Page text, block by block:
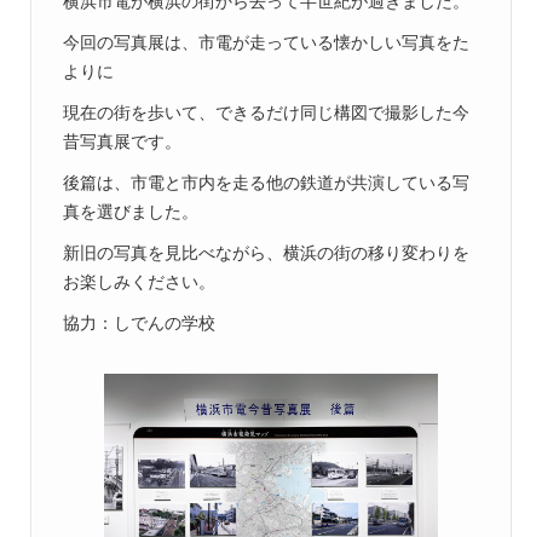
今回の写真展は、市電が走っている懐かしい写真をた
よりに
現在の街を歩いて、できるだけ同じ構図で撮影した今
昔写真展です。
後篇は、市電と市内を走る他の鉄道が共演している写
真を選びました。
新旧の写真を見比べながら、横浜の街の移り変わりを
お楽しみください。
協力：しでんの学校